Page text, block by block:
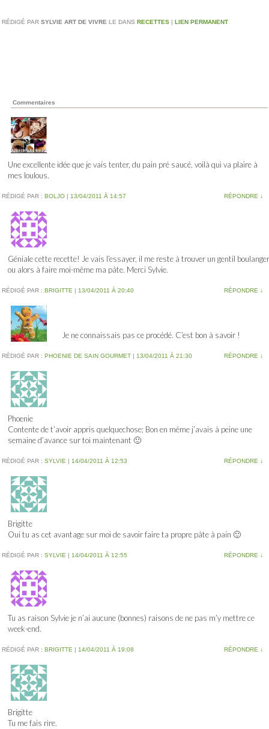
RÉDIGÉ PAR SYLVIE ART DE VIVRE LE DANS RECETTES | LIEN PERMANENT
Commentaires
Une excellente idée que je vais tenter, du pain pré saucé, voilà qui va plaire à
mes loulous.
RÉDIGÉ PAR : BOLJO | 13/04/2011 À 14:57 RÉPONDRE ↓
Géniale cette recette! Je vais l’essayer, il me reste à trouver un gentil boulanger
ou alors à faire moi-même ma pâte. Merci Sylvie.
RÉDIGÉ PAR : BRIGITTE | 13/04/2011 À 20:40 RÉPONDRE ↓
Je ne connaissais pas ce procédé. C’est bon à savoir !
RÉDIGÉ PAR : PHOENIE DE SAIN GOURMET | 13/04/2011 À 21:30 RÉPONDRE ↓
Phoenie
Contente de t’avoir appris quelquechose; Bon en même j’avais à peine une
semaine d’avance sur toi maintenant 🙂
RÉDIGÉ PAR : SYLVIE | 14/04/2011 À 12:53 RÉPONDRE ↓
Brigitte
Oui tu as cet avantage sur moi de savoir faire ta propre pâte à pain 🙂
RÉDIGÉ PAR : SYLVIE | 14/04/2011 À 12:55 RÉPONDRE ↓
Tu as raison Sylvie je n’ai aucune (bonnes) raisons de ne pas m’y mettre ce
week-end.
RÉDIGÉ PAR : BRIGITTE | 14/04/2011 À 19:08 RÉPONDRE ↓
Brigitte
Tu me fais rire.